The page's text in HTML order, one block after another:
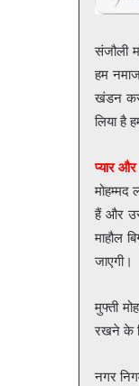
संजौली
हम
खंडन
लिया है
प्यार और
मोहम्मद
हैं और
माहौल
जाएगी।
मुफ्ती
रखने के
नगर